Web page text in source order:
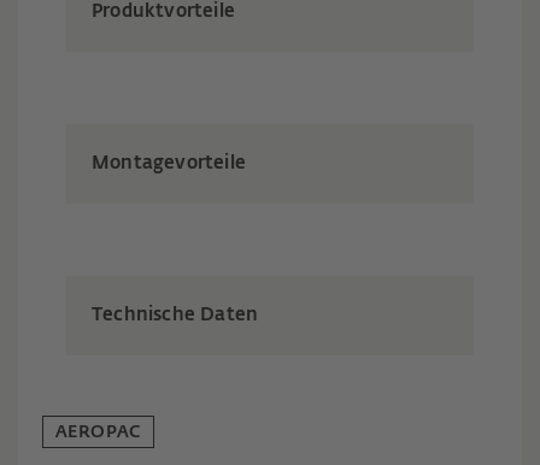
Produktvorteile
Montagevorteile
Technische Daten
AEROPAC